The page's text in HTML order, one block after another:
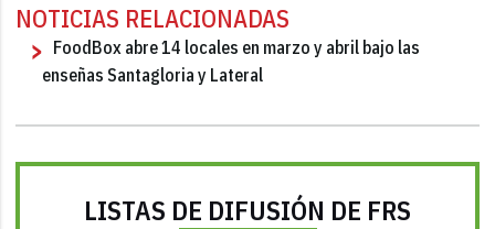
NOTICIAS RELACIONADAS
FoodBox abre 14 locales en marzo y abril bajo las
enseñas Santagloria y Lateral
LISTAS DE DIFUSIÓN DE FRS